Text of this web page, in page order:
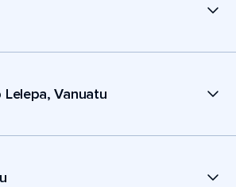
Lelepa, Vanuatu